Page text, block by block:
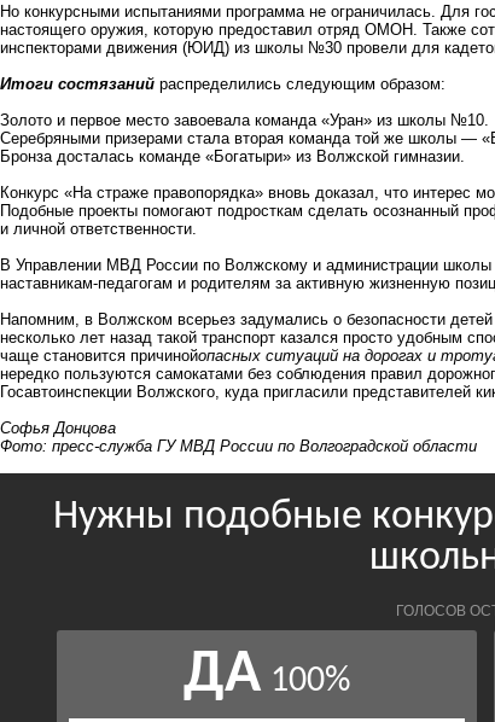
Но конкурсными испытаниями программа не ограничилась. Для
настоящего оружия, которую предоставил отряд ОМОН. Также
инспекторами движения (ЮИД) из школы №30 провели для
Итоги состязаний распределились следующим образом:
Золото и первое место завоевала команда «Уран» из школы №10.
Серебряными призерами стала вторая команда той же школы —
Бронза досталась команде «Богатыри» из Волжской гимназии.
Конкурс «На страже правопорядка» вновь доказал, что интерес
Подобные проекты помогают подросткам сделать осознанный
и личной ответственности.
В Управлении МВД России по Волжскому и администрации
наставникам-педагогам и родителям за активную жизненную
Напомним, в Волжском всерьез задумались о безопасности
несколько лет назад такой транспорт казался просто удобным
чаще становится причинойопасных ситуаций на дорогах и
нередко пользуются самокатами без соблюдения правил
Госавтоинспекции Волжского, куда пригласили представителей
Софья Донцова
Фото: пресс-служба ГУ МВД России по Волгоградской области